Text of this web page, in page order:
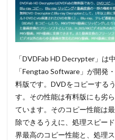
DVDFab
HD
Decrypter
のダウン
ロード＆
ール
2.2
手
順②
DVDFab
Decrypter
の基本設
定
「DVDFab HD Decrypter」は
「Fengtao Software」が開発
料版です。DVDをコピーする
す。その性能は有料版にも劣
ています。そのコピー性能は
除できるうえに、処理スピー
界最高のコピー性能と、処理